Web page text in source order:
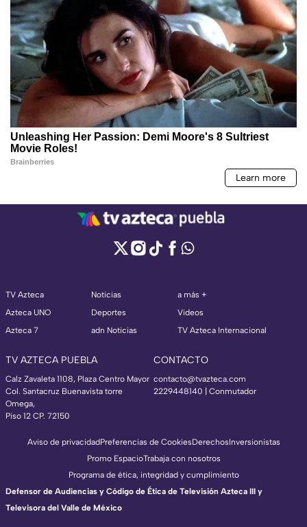
TV Azteca
Azteca UNO
Azteca 7
Noticias
Deportes
adn Noticias
a más +
Videos
TV Azteca Internacional
TV AZTECA PUEBLA
Calz Zavaleta 1108, Plaza Centro Mayor
Col. Santacruz Buenavista torre
Omega,
Piso 12 CP. 72150
CONTACTO
contacto@tvazteca.com
2229448140 | Conmutador
Aviso de privacidadPreferencias de CookiesDerechosInversionistas
Promo EspacioTrabaja con nosotros
Programa de ética, integridad y cumplimiento
Defensor de Audiencias y Código de Ética de Televisión Azteca III y
Televisora del Valle de México